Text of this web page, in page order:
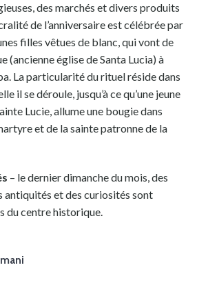
des marchés et divers produits
de l’anniversaire est célébrée par
filles vêtues de blanc, qui vont de
(ancienne église de Santa Lucia) à
La particularité du rituel réside dans
il se déroule, jusqu’à ce qu’une jeune
Lucie, allume une bougie dans
et de la sainte patronne de la
– le dernier dimanche du mois, des
antiquités et des curiosités sont
du centre historique.